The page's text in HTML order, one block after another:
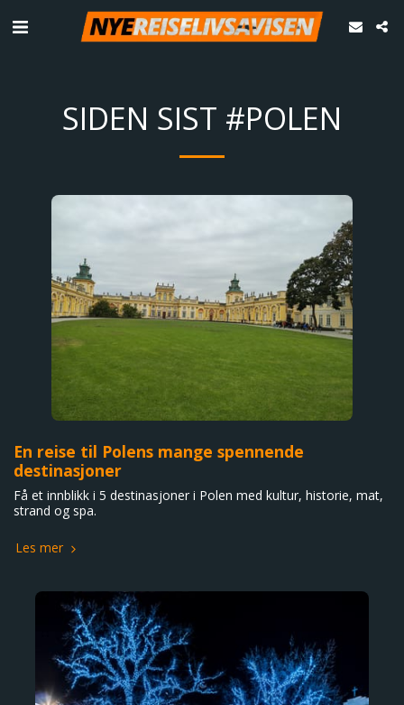
SIDEN SIST #POLEN
En reise til Polens mange spennende
destinasjoner​
Få et innblikk i 5 destinasjoner i Polen med kultur, historie, mat,
strand og spa.
Les mer